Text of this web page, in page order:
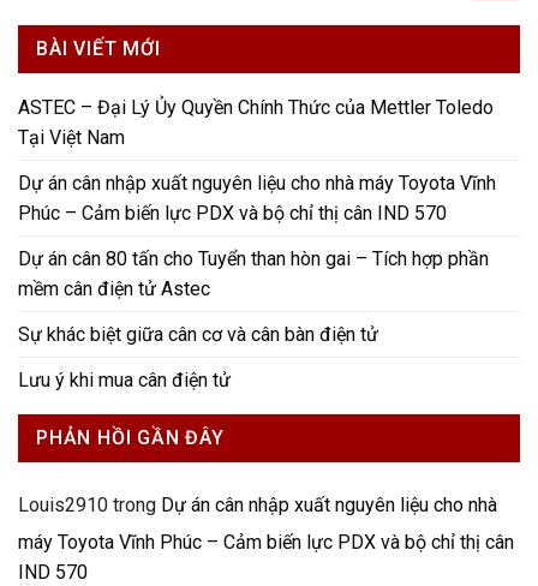
BÀI VIẾT MỚI
ASTEC – Đại Lý Ủy Quyền Chính Thức của Mettler Toledo
Tại Việt Nam
Dự án cân nhập xuất nguyên liệu cho nhà máy Toyota Vĩnh
Phúc – Cảm biến lực PDX và bộ chỉ thị cân IND 570
Dự án cân 80 tấn cho Tuyển than hòn gai – Tích hợp phần
mềm cân điện tử Astec
Sự khác biệt giữa cân cơ và cân bàn điện tử
Lưu ý khi mua cân điện tử
PHẢN HỒI GẦN ĐÂY
Louis2910 trong Dự án cân nhập xuất nguyên liệu cho nhà
máy Toyota Vĩnh Phúc – Cảm biến lực PDX và bộ chỉ thị cân
IND 570